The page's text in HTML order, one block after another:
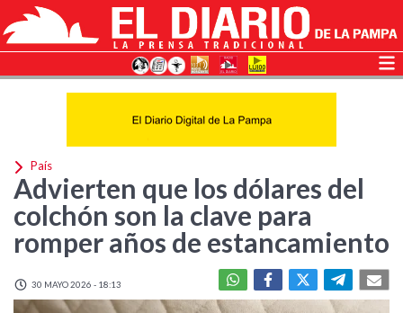
País
Advierten que los dólares del
colchón son la clave para
romper años de estancamiento
30 MAYO 2026 - 18:13